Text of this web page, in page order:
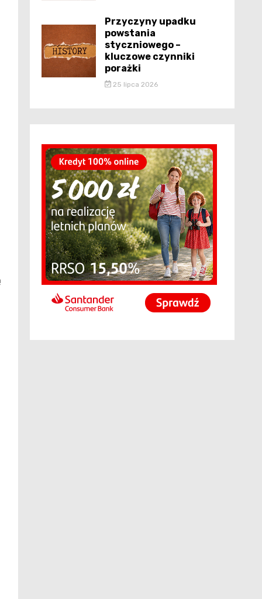
Przyczyny upadku
powstania
styczniowego –
kluczowe czynniki
porażki
25 lipca 2026